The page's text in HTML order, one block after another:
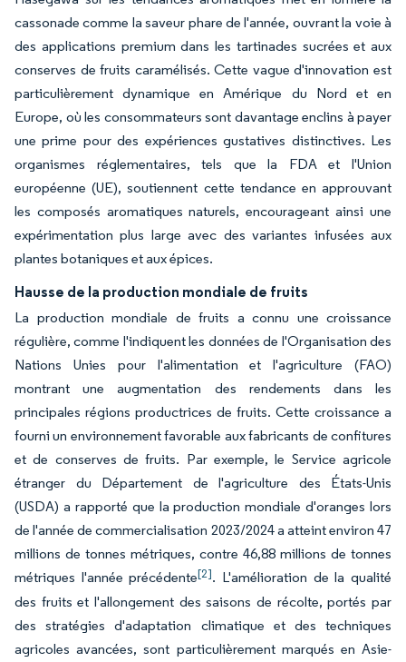
cassonade comme la saveur phare de l'année, ouvrant la voie à
des applications premium dans les tartinades sucrées et aux
conserves de fruits caramélisés. Cette vague d'innovation est
particulièrement dynamique en Amérique du Nord et en
Europe, où les consommateurs sont davantage enclins à payer
une prime pour des expériences gustatives distinctives. Les
organismes réglementaires, tels que la FDA et l'Union
européenne (UE), soutiennent cette tendance en approuvant
les composés aromatiques naturels, encourageant ainsi une
expérimentation plus large avec des variantes infusées aux
plantes botaniques et aux épices.
Hausse de la production mondiale de fruits
La production mondiale de fruits a connu une croissance
régulière, comme l'indiquent les données de l'Organisation des
Nations Unies pour l'alimentation et l'agriculture (FAO)
montrant une augmentation des rendements dans les
principales régions productrices de fruits. Cette croissance a
fourni un environnement favorable aux fabricants de confitures
et de conserves de fruits. Par exemple, le Service agricole
étranger du Département de l'agriculture des États-Unis
(USDA) a rapporté que la production mondiale d'oranges lors
de l'année de commercialisation 2023/2024 a atteint environ 47
millions de tonnes métriques, contre 46,88 millions de tonnes
métriques l'année précédente[2]. L'amélioration de la qualité
des fruits et l'allongement des saisons de récolte, portés par
des stratégies d'adaptation climatique et des techniques
agricoles avancées, sont particulièrement marqués en Asie-